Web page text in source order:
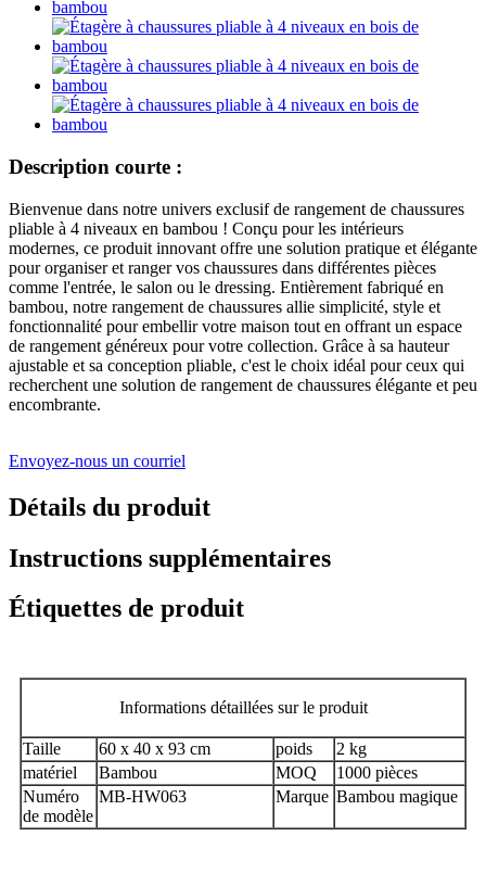
Description courte :
Bienvenue dans notre univers exclusif de rangement de chaussures
pliable à 4 niveaux en bambou ! Conçu pour les intérieurs
modernes, ce produit innovant offre une solution pratique et élégante
pour organiser et ranger vos chaussures dans différentes pièces
comme l'entrée, le salon ou le dressing. Entièrement fabriqué en
bambou, notre rangement de chaussures allie simplicité, style et
fonctionnalité pour embellir votre maison tout en offrant un espace
de rangement généreux pour votre collection. Grâce à sa hauteur
ajustable et sa conception pliable, c'est le choix idéal pour ceux qui
recherchent une solution de rangement de chaussures élégante et peu
encombrante.
Envoyez-nous un courriel
Détails du produit
Instructions supplémentaires
Étiquettes de produit
Informations détaillées sur le produit
Taille 60 x 40 x 93 cm poids
2 kg
matériel
Bambou MOQ
1000 pièces
Numéro
de modèle
MB-HW063 Marque Bambou magique